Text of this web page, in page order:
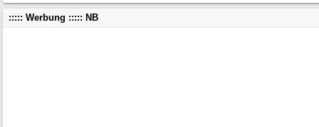
::::: Werbung ::::: NB